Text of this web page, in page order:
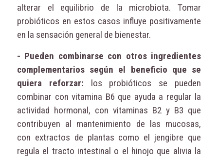
alterar el equilibrio de la microbiota. Tomar
probióticos en estos casos influye positivamente
en la sensación general de bienestar.
- Pueden combinarse con otros ingredientes
complementarios según el beneficio que se
quiera reforzar: los probióticos se pueden
combinar con vitamina B6 que ayuda a regular la
actividad hormonal, con vitaminas B2 y B3 que
contribuyen al mantenimiento de las mucosas,
con extractos de plantas como el jengibre que
regula el tracto intestinal o el hinojo que alivia la